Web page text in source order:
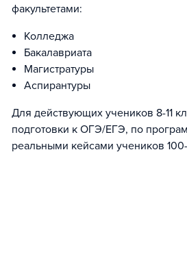
факультетами:
Колледжа
Бакалавриата
Магистратуры
Аспирантуры
Для действующих учеников 8-11
подготовки к ОГЭ/ЕГЭ, по
реальными кейсами учеников